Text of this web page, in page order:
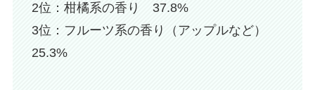
2位：柑橘系の香り 37.8%
3位：フルーツ系の香り（アップルなど）
25.3%